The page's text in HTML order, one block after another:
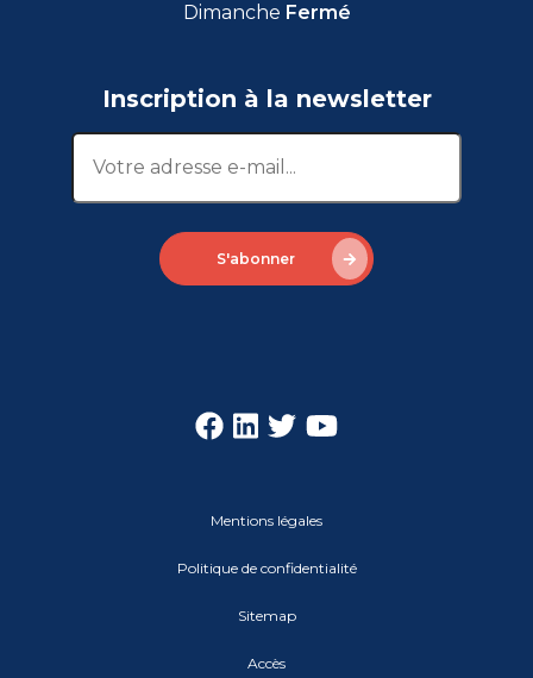
Dimanche Fermé
Inscription à la newsletter
S'abonner
Mentions légales
Politique de confidentialité
Sitemap
Accès